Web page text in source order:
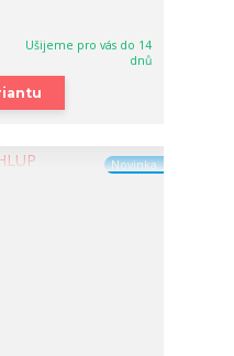
Ušijeme pro vás do 14
dnů
Novinka